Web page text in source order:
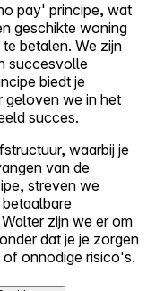
pay' principe, wat
geschikte woning
betalen. We zijn
succesvolle
biedt je
geloven we in het
succes.
waarbij je
van de
streven we
zijn we er om
dat je je zorgen
onnodige risico's.